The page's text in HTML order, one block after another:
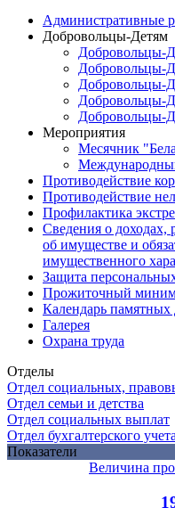
Административные
Добровольцы-Детям
Добровольцы-
Добровольцы-
Добровольцы-
Добровольцы-
Добровольцы-
Мероприятия
Месячник
Противодействие
Противодействие
Профилактика
Сведения о доходах,
об имуществе и
имущественного
Защита
Прожиточный
Календарь памятных
Галерея
Охрана труда
Отделы
Отдел социальных,
Отдел семьи и детства
Отдел социальных выплат
Отдел бухгалтерского
Показатели
Величина